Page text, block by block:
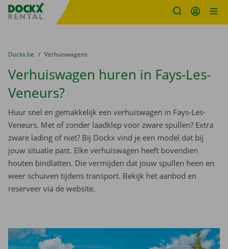
Fratello DEMO
U bevindt zich hier:
van
Dockx.be naar
Verhuiswagens
Verhuiswagen huren in Fays-Les-
Veneurs?
Huur snel en gemakkelijk een verhuiswagen in Fays-Les-
Veneurs. Met of zonder laadklep voor zware spullen? Extra
zware lading of niet? Bij Dockx vind je een model dat bij
jouw situatie past. Elke verhuiswagen heeft bovendien
houten bindlatten. Die vermijden dat jouw spullen heen en
weer schuiven tijdens transport. Bekijk het aanbod en
reserveer via de website.